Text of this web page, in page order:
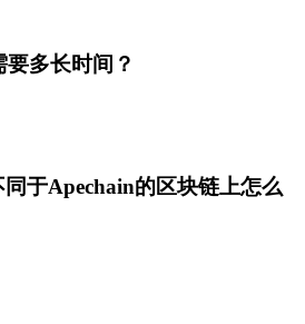
多长时间？
于Apechain的区块链上怎么